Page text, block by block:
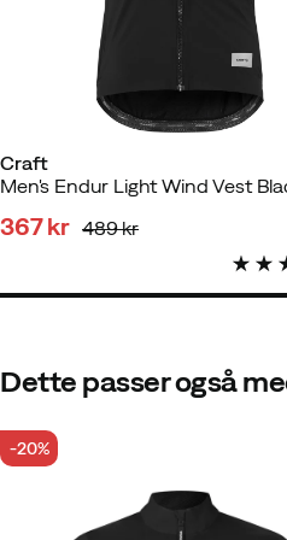
Craft
Men's Endur Light Wind Vest
367 kr 489 kr
Dette passer også
-20%